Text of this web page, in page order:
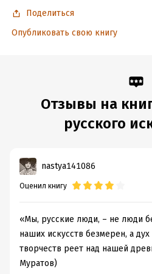
В формате PDF A4 сохранён
1 января 2021
Год издания:2025
Дата поступления: 6 сентября
Время на чтение:
Поделиться
Опубликовать свою книгу
Отзывы на
русского
nastya141086
Оценил книгу
«Мы, русские люди, – не люди
наших искусств безмерен, а
творчеств реет над нашей
Муратов)